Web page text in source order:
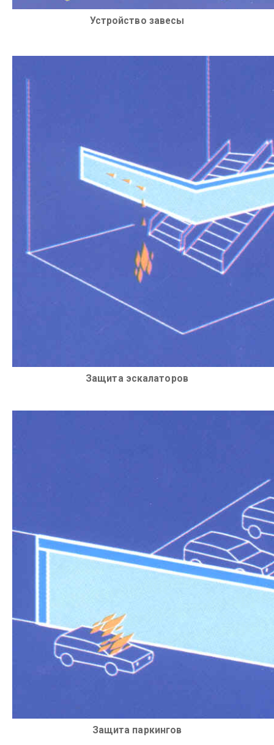
Устройство завесы
Защита эскалаторов
Защита паркингов